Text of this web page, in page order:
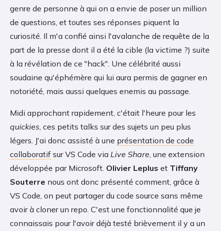
genre de personne à qui on a envie de poser un million
de questions, et toutes ses réponses piquent la
curiosité. Il m'a confié ainsi l'avalanche de requête de la
part de la presse dont il a été la cible (la victime ?) suite
à la révélation de ce "hack". Une célébrité aussi
soudaine qu'éphémère qui lui aura permis de gagner en
notoriété, mais aussi quelques enemis au passage.
Midi approchant rapidement, c'était l'heure pour les
quickies , ces petits talks sur des sujets un peu plus
légers. J'ai donc assisté à une présentation de code
collaboratif sur VS Code via Live Share , une extension
développée par Microsoft. Olivier Leplus et Tiffany
Souterre nous ont donc présenté comment, grâce à
VS Code, on peut partager du code source sans même
avoir à cloner un repo. C'est une fonctionnalité que je
connaissais pour l'avoir déjà testé brièvement il y a un